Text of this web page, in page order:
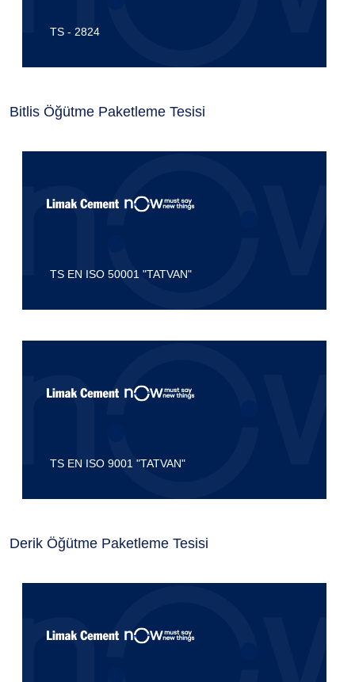
TS - 2824
Bitlis Öğütme Paketleme Tesisi
TS EN ISO 50001 "TATVAN"
TS EN ISO 9001 "TATVAN"
Derik Öğütme Paketleme Tesisi